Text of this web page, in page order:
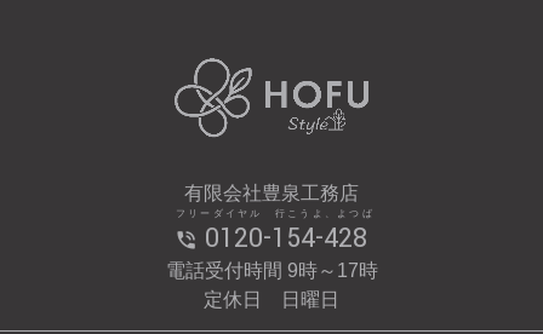
有限会社豊泉工務店
0120-154-428
フリーダイヤル 行こうよ、よつば
電話受付時間 9時～17時
定休日 日曜日